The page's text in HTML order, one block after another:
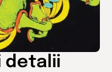
detalii